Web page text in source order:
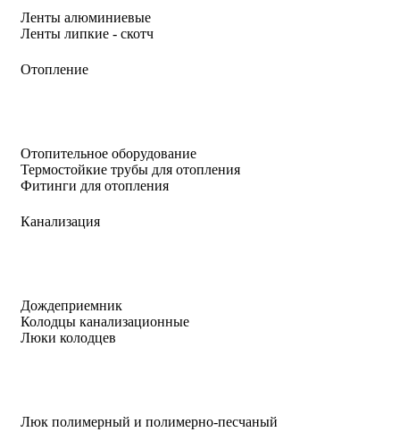
Ленты алюминиевые
Ленты липкие - скотч
Отопление
Отопительное оборудование
Термостойкие трубы для отопления
Фитинги для отопления
Канализация
Дождеприемник
Колодцы канализационные
Люки колодцев
Люк полимерный и полимерно-песчаный